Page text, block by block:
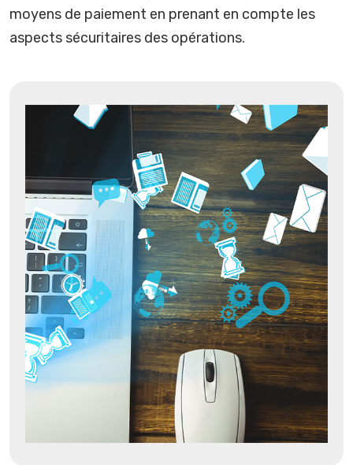
moyens de paiement en prenant en compte les
aspects sécuritaires des opérations.